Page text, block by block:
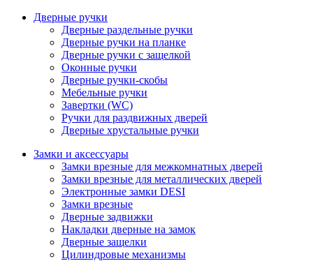
Дверные ручки
Дверные раздельные ручки
Дверные ручки на планке
Дверные ручки с защелкой
Оконные ручки
Дверные ручки-скобы
Мебельные ручки
Завертки (WC)
Ручки для раздвижных дверей
Дверные хрустальные ручки
Замки и аксессуары
Замки врезные для межкомнатных дверей
Замки врезные для металлических дверей
Электронные замки DESI
Замки врезные
Дверные задвижки
Накладки дверные на замок
Дверные защелки
Цилиндровые механизмы